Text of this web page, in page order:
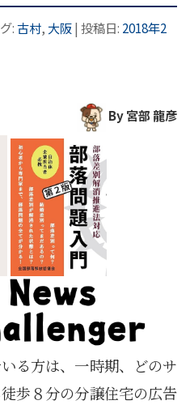
:古村, 大阪| 投稿日: 2018年2
By 宮部 龍彦
る方は、一時期、どのサ
歩８分の分譲住宅の広告